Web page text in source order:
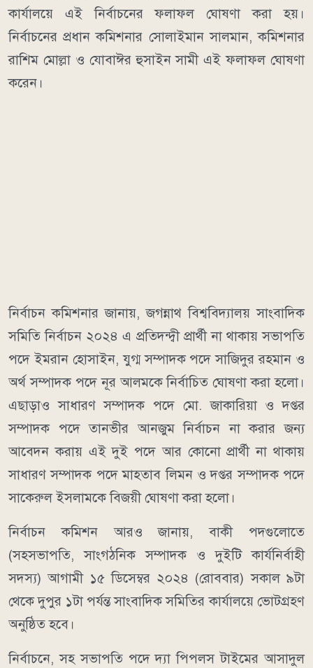
কার্যালয়ে এই নির্বাচনের ফলাফল ঘোষণা করা হয়।
নির্বাচনের প্রধান কমিশনার সোলাইমান সালমান, কমিশনার
রাশিম মোল্লা ও যোবাঈর হুসাইন সামী এই ফলাফল ঘোষণা
করেন।
নির্বাচন কমিশনার জানায়, জগন্নাথ বিশ্ববিদ্যালয় সাংবাদিক
সমিতি নির্বাচন ২০২৪ এ প্রতিদন্দ্বী প্রার্থী না থাকায় সভাপতি
পদে ইমরান হোসাইন, যুগ্ম সম্পাদক পদে সাজিদুর রহমান ও
অর্থ সম্পাদক পদে নূর আলমকে নির্বাচিত ঘোষণা করা হলো।
এছাড়াও সাধারণ সম্পাদক পদে মো. জাকারিয়া ও দপ্তর
সম্পাদক পদে তানভীর আনজুম নির্বাচন না করার জন্য
আবেদন করায় এই দুই পদে আর কোনো প্রার্থী না থাকায়
সাধারণ সম্পাদক পদে মাহতাব লিমন ও দপ্তর সম্পাদক পদে
সাকেরুল ইসলামকে বিজয়ী ঘোষণা করা হলো।
নির্বাচন কমিশন আরও জানায়, বাকী পদগুলোতে
(সহসভাপতি, সাংগঠনিক সম্পাদক ও দুইটি কার্যনির্বাহী
সদস্য) আগামী ১৫ ডিসেম্বর ২০২৪ (রোববার) সকাল ৯টা
থেকে দুপুর ১টা পর্যন্ত সাংবাদিক সমিতির কার্যালয়ে ভোটগ্রহণ
অনুষ্ঠিত হবে।
নির্বাচনে, সহ সভাপতি পদে দ্যা পিপলস টাইমের আসাদুল